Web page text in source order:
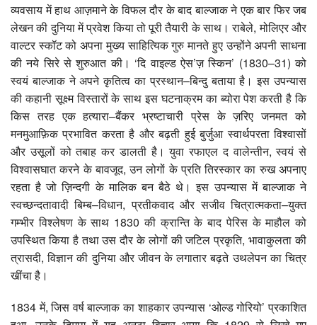
व्यवसाय में हाथ आज़माने के विफल दौर के बाद बाल्जाक ने एक बार फिर जब
लेखन की दुनिया में प्रवेश किया तो पूरी तैयारी के साथ। राबेले, मोलिएर और
वाल्टर स्कॉट को अपना मुख्य साहित्यिक गुरु मानते हुए उन्होंने अपनी साधना
की नये सिरे से शुरुआत की। ‘दि वाइल्ड ऐस’ज़ स्किन’ (1830–31) को
स्वयं बाल्जाक ने अपने कृतित्व का प्रस्थान–बिन्दु बताया है। इस उपन्यास
की कहानी सूक्ष्म विस्तारों के साथ इस घटनाक्रम का ब्योरा पेश करती है कि
किस तरह एक हत्यारा–बैंकर भ्रष्टाचारी प्रेस के ज़रिए जनमत को
मनमुआफ़िक प्रभावित करता है और बढ़ती हुई बुर्जुआ स्वार्थपरता विश्वासों
और उसूलों को तबाह कर डालती है। युवा रफाएल द वालेन्तीन, स्वयं से
विश्वासघात करने के बावजूद, उन लोगों के प्रति तिरस्कार का रुख अपनाए
रहता है जो ज़िन्दगी के मालिक बन बैठे थे। इस उपन्यास में बाल्जाक ने
स्वच्छन्दतावादी बिम्ब–विधान, प्रतीकवाद और सजीव चित्रात्मकता–युक्त
गम्भीर विश्लेषण के साथ 1830 की क्रान्ति के बाद पेरिस के माहौल को
उपस्थित किया है तथा उस दौर के लोगों की जटिल प्रकृति, भावाकुलता की
त्रासदी, विज्ञान की दुनिया और जीवन के लगातार बढ़ते उथलेपन का चित्र
खींचा है।
1834 में, जिस वर्ष बाल्जाक का शाहकार उपन्यास ‘ओल्ड गोरियो’ प्रकाशित